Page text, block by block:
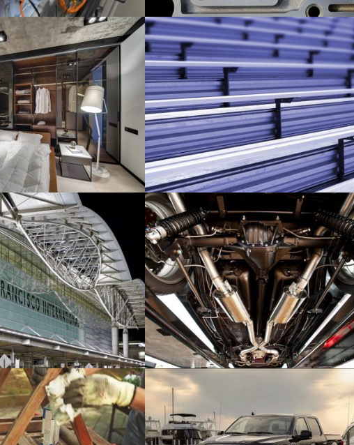
für
Threadforming in Light Alloy Castings
Automotive
Innen- und Außentribünen
Bauwesen
Airport Antriebsstrangbefestigung
Automotive